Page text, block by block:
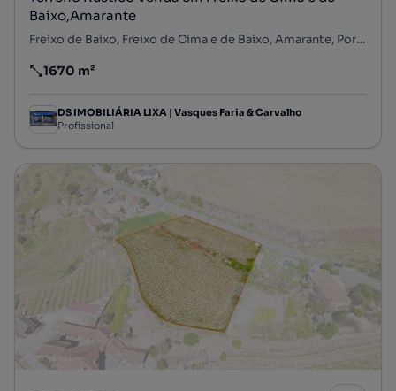
Baixo,Amarante
Freixo de Baixo, Freixo de Cima e de Baixo, Amarante, Porto
Preço por metro quadrado
1670 m²
DS IMOBILIÁRIA LIXA | Vasques Faria & Carvalho
Profissional